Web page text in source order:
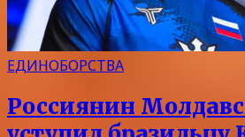
ЕДИНОБОРСТВА
Россиянин